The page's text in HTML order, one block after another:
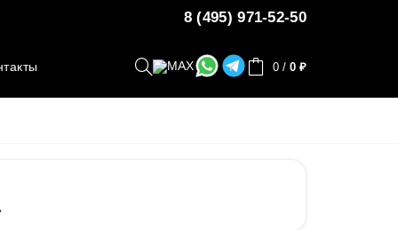
8 (495) 971-52-50
0 / 0 ₽